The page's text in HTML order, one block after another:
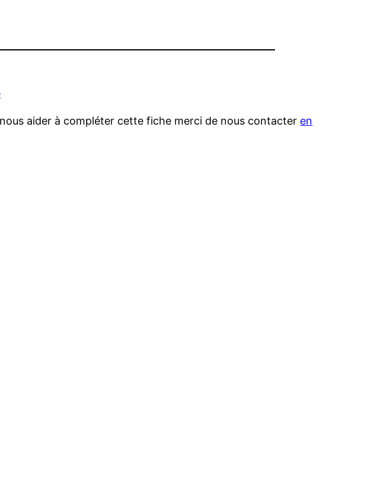
aider à compléter cette fiche merci de nous contacter en